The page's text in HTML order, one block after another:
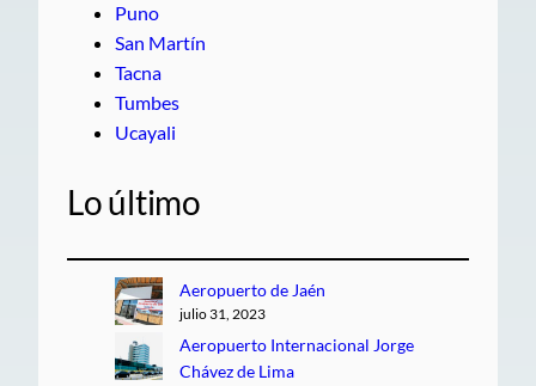
Puno
San Martín
Tacna
Tumbes
Ucayali
Lo último
Aeropuerto de Jaén
julio 31, 2023
Aeropuerto Internacional Jorge
Chávez de Lima